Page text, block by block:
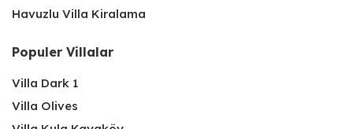
Havuzlu Villa Kiralama
Populer Villalar
Villa Dark 1
Villa Olives